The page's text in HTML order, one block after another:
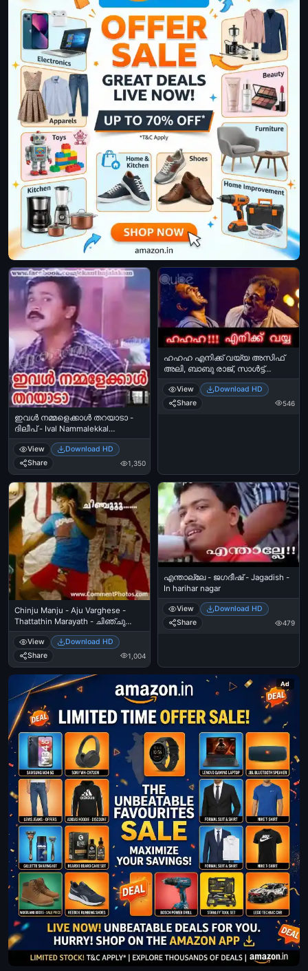
ഇവള്‍ നമ്മളെക്കാള്‍ തറയാടാ -
ദിലീപ് - Ival Nammalekkal
Tharayada - Dilip
View
Download HD
Share
1,350
ഹഹഹ എനിക്ക് വയ്യ അസിഫ്
അലി, ബാബു രാജ്, സാള്‍ട്ട്
ആന്‍ഡ്‌ പെപ്പര്‍ - Hahaha Enikku
Vayya - Asif Ali, Babu Raj in Salt
and Pepper
View
Download HD
Share
546
Chinju Manju - Aju Varghese -
Thattathin Marayath - ചിഞ്ചു
മഞ്ചൂ
View
Download HD
Share
1,004
എന്താല്ലേ - ജഗദീഷ് - Jagadish -
In harihar nagar
View
Download HD
Share
479
Ad